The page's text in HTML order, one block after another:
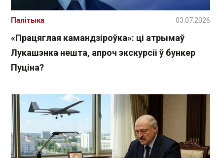
«Працяглая камандзіроўка»: ці атрымаў
Лукашэнка нешта, апроч экскурсіі ў бункер
Пуціна?
Палітыка 03.07.2026